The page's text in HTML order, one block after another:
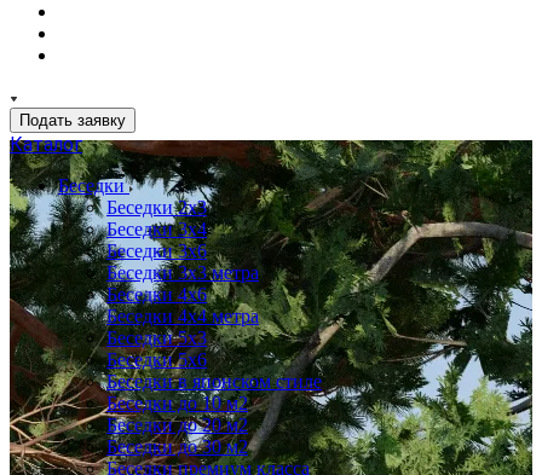
Подать заявку
Каталог
Беседки
Беседки 2x3
Беседки 3x4
Беседки 3x6
Беседки 3х3 метра
Беседки 4x6
Беседки 4х4 метра
Беседки 5x3
Беседки 5x6
Беседки в японском стиле
Беседки до 10 м2
Беседки до 20 м2
Беседки до 30 м2
Беседки премиум класса